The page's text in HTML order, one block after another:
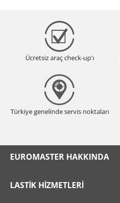
Ücretsiz araç check-up'ı
Türkiye genelinde servis noktaları
EUROMASTER HAKKINDA
LASTIK HIZMETLERI